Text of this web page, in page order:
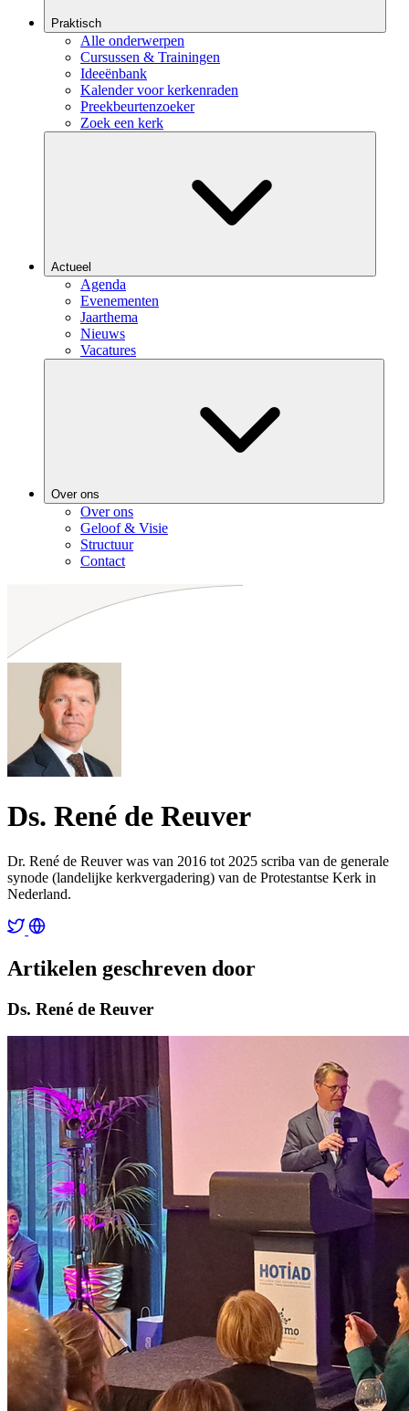
Praktisch
Alle onderwerpen
Cursussen & Trainingen
Ideeënbank
Kalender voor kerkenraden
Preekbeurtenzoeker
Zoek een kerk
Actueel
Agenda
Evenementen
Jaarthema
Nieuws
Vacatures
Over ons
Over ons
Geloof & Visie
Structuur
Contact
Ds. René de Reuver
Dr. René de Reuver was van 2016 tot 2025 scriba van de generale
synode (landelijke kerkvergadering) van de Protestantse Kerk in
Nederland.
Artikelen geschreven door
Ds. René de Reuver